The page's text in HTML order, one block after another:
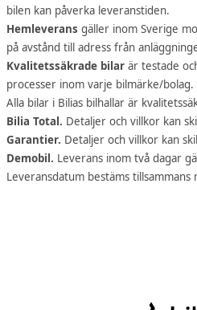
bilen kan påverka leveranstiden.
Hemleverans gäller inom Sverige
på avstånd till adress från
Kvalitetssäkrade bilar är testade
processer inom varje bilmärke/
Alla bilar i Bilias bilhallar är
Bilia Total. Detaljer och villkor kan
Garantier. Detaljer och villkor kan
Demobil. Leverans inom två dagar
Leveransdatum bestäms tillsammans